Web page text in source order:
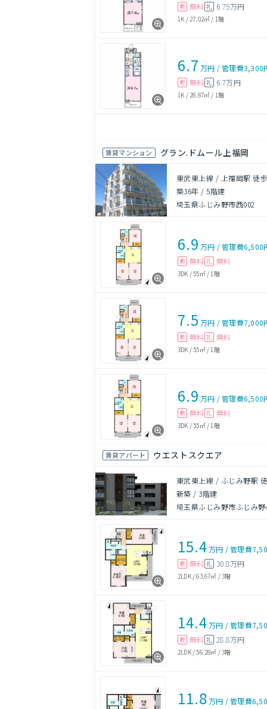
敷 無料 礼 6.75万円
1K / 27.02㎡ / 1階
6.7 万円 /管理費3,300
敷 無料 礼 6.7万円
1K / 28.87㎡ / 1階
賃貸マンション グラン.ドムール上福岡
東武東上線 / 上福岡駅 徒
築36年 /5階建
埼玉県ふじみ野市西002
6.9 万円 /管理費6,500
敷 無料 礼 無料
3DK /55㎡/ 1階
7.5 万円 /管理費7,000
敷 無料 礼 無料
3DK /55㎡/ 1階
6.9 万円 /管理費6,500
敷 無料 礼 無料
3DK /55㎡/ 1階
賃貸アパート ウエストスクエア
東武東上線 / ふじみ野駅
新築 / 3階建
埼玉県ふじみ野市ふじみ野
15.4万円 /管理費
敷 無料 礼 30.8万円
2LDK/63.67㎡ /3階
14.4万円 /管理費
敷 無料 礼 28.8万円
2LDK/56.28㎡ /3階
11.8万円 /管理費